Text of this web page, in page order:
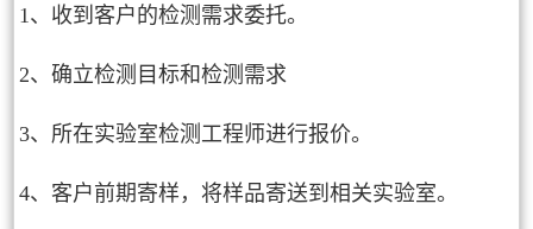
1、收到客户的检测需求委托。
2、确立检测目标和检测需求
3、所在实验室检测工程师进行报价。
4、客户前期寄样，将样品寄送到相关实验室。